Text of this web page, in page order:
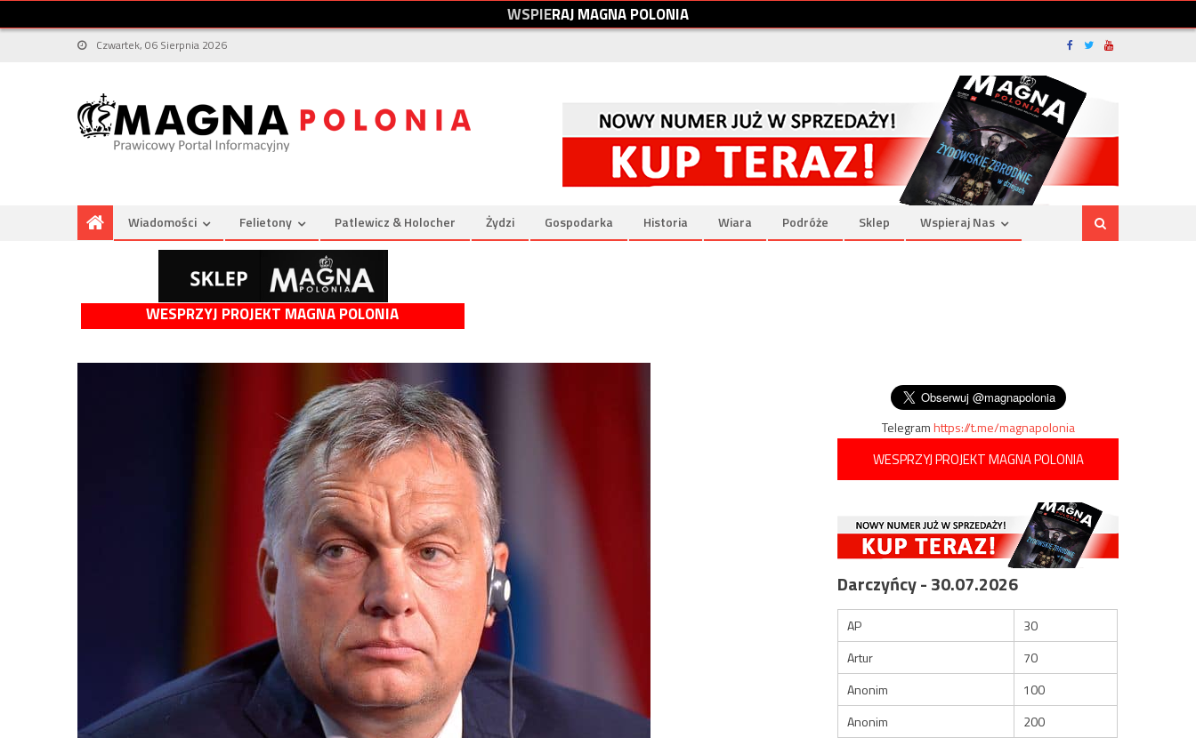
WSPIERAJMAGNAPOLONIA
Czwartek, 06 Sierpnia 2026
Wiadomości Felietony Patlewicz & Holocher Żydzi Gospodarka Historia Wiara Podróże Sklep Wspieraj Nas
WESPRZYJ PROJEKT MAGNA POLONIA
Telegramhttps://t.me/magnapolonia
WESPRZYJ PROJEKT MAGNA POLONIA
Darczyńcy - 30.07.2026
AP
30
Artur
70
Anonim
100
Anonim
200